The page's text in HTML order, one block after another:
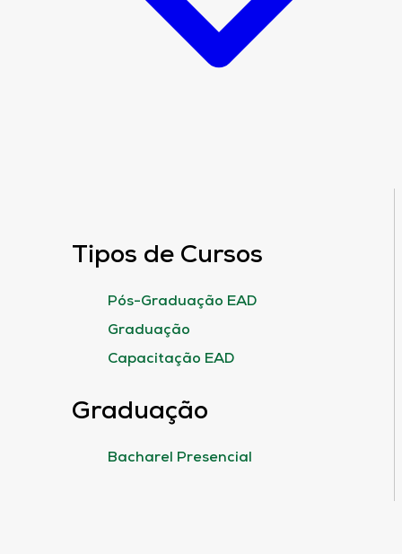
Tipos de Cursos
Pós-Graduação EAD
Graduação
Capacitação EAD
Graduação
Bacharel Presencial